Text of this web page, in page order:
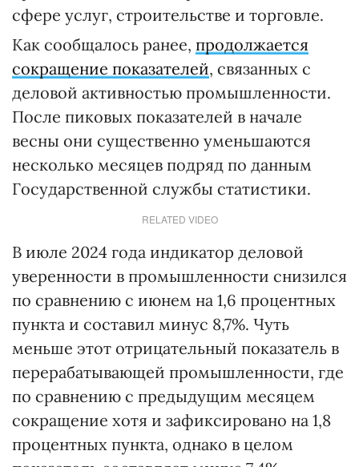
сфере услуг, строительстве и торговле.
Как сообщалось ранее, продолжается
сокращение показателей, связанных с
деловой активностью промышленности.
После пиковых показателей в начале
весны они существенно уменьшаются
несколько месяцев подряд по данным
Государственной службы статистики.
RELATED VIDEO
В июле 2024 года индикатор деловой
уверенности в промышленности снизился
по сравнению с июнем на 1,6 процентных
пункта и составил минус 8,7%. Чуть
меньше этот отрицательный показатель в
перерабатывающей промышленности, где
по сравнению с предыдущим месяцем
сокращение хотя и зафиксировано на 1,8
процентных пункта, однако в целом